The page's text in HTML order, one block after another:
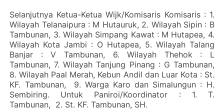
Selanjutnya Ketua-Ketua Wijk/Komisaris Komisaris : 1.
Wilayah Telanaipura : M Hutauruk, 2. Wilayah Sipin : B
Tambunan, 3. Wilayah Simpang Kawat : M Hutapea, 4.
Wilayah Kota Jambi : O Hutapea, 5. Wilayah Talang
Banjar : V Tambunan, 6. Wilayah Thehok : L
Tambunan, 7. Wilayah Tanjung Pinang : G Tambunan,
8. Wilayah Paal Merah, Kebun Andil dan Luar Kota : St.
KF. Tambunan, 9. Warga Karo dan Simalungun : H.
Sembiring. Untuk Paniroi/Koordinator : 1. T.
Tambunan, 2. St. KF. Tambunan, SH.